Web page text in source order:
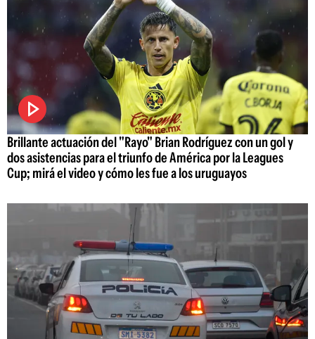
Brillante actuación del "Rayo" Brian Rodríguez con un gol y
dos asistencias para el triunfo de América por la Leagues
Cup; mirá el video y cómo les fue a los uruguayos